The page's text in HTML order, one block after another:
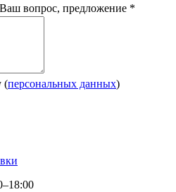
Ваш вопрос, предложение *
(персональных данных)